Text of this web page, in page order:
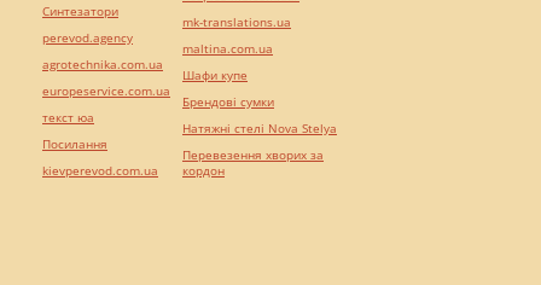
Синтезатори
perevod.agency
agrotechnika.com.ua
europeservice.com.ua
текст юа
Посилання
kievperevod.com.ua
mk-translations.ua
maltina.com.ua
Шафи купе
Брендові сумки
Натяжні стелі Nova Stelya
Перевезення хворих за
кордон